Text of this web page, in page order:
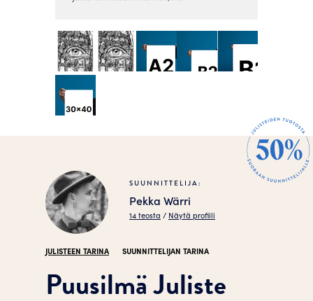
SUUNNITTELIJA:
Pekka Wärri
14 teosta / Näytä profiili
JULISTEEN TARINA SUUNNITTELIJAN TARINA
Puusilmä Juliste